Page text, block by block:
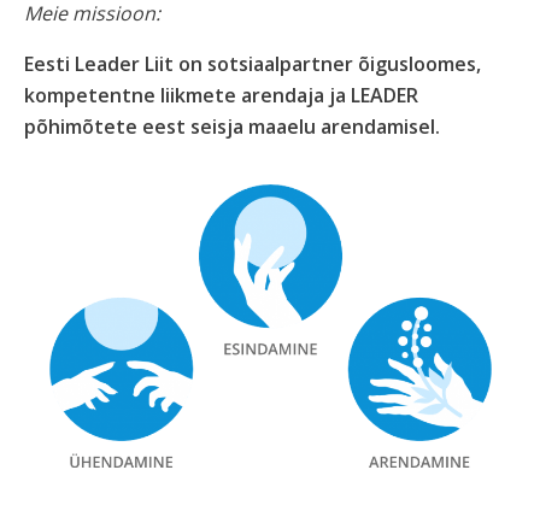
Meie missioon:
Eesti Leader Liit on sotsiaalpartner õigusloomes,
kompetentne liikmete arendaja ja LEADER
põhimõtete eest seisja maaelu arendamisel.